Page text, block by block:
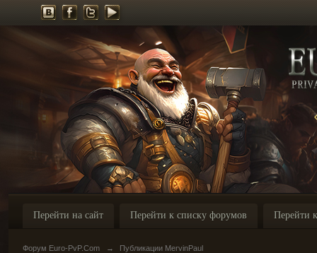
Перейти на сайт Перейти к списку форумов Перейти
Форум Euro-PvP.Com → Публикации MervinPaul